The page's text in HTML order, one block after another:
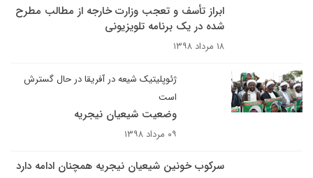
ابراز تأسف و تعجب وزارت خارجه از مطالب مطرح
شده در یک برنامه تلویزیونی
۱۸ مرداد ۱۳۹۸
ژئوپلیتیک شیعه در آفریقا در حال گسترش
است
وضعیت شیعیان نیجریه
۰۹ مرداد ۱۳۹۸
سرکوب خونین شیعیان نیجریه همچنان ادامه دارد